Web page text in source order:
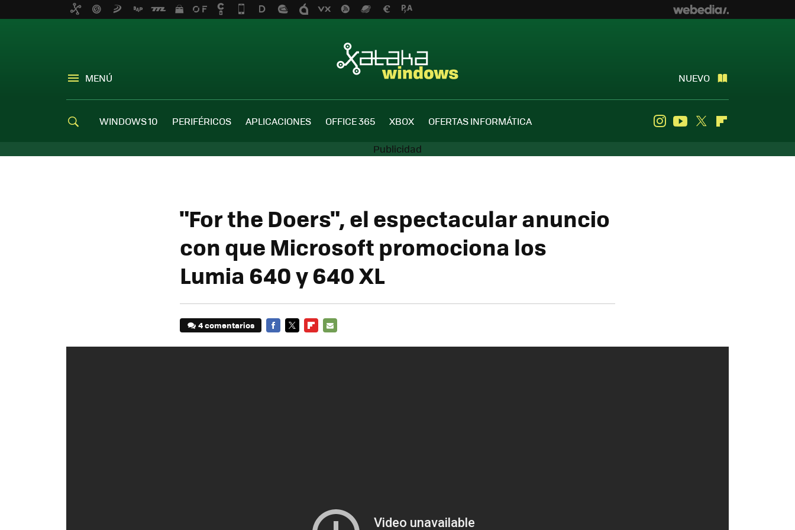
MENÚ NUEVO
WINDOWS 10 PERIFÉRICOS APLICACIONES OFFICE 365 XBOX OFERTAS INFORMÁTICA InstagramYoutube
Twitter
"For the Doers", el espectacular anuncio
con que Microsoft promociona los
Lumia 640 y 640 XL
4 comentarios